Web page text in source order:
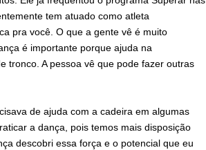
tem atuado como atleta
pra você. O que a gente vê é muito
é importante porque ajuda na
tronco. A pessoa vê que pode fazer outras
de ajuda com a cadeira em algumas
a dança, pois temos mais disposição
descobri essa força e o potencial que eu